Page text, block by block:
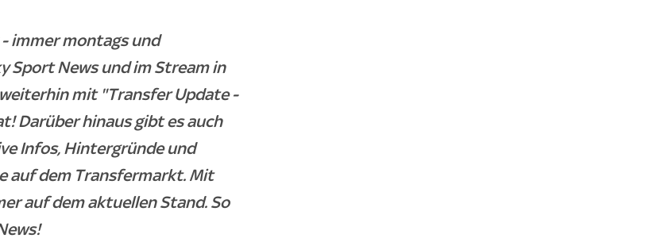
immer montags und
Sport News und im Stream in
mit "Transfer Update -
Darüber hinaus gibt es auch
Infos, Hintergründe und
auf dem Transfermarkt. Mit
auf dem aktuellen Stand. So